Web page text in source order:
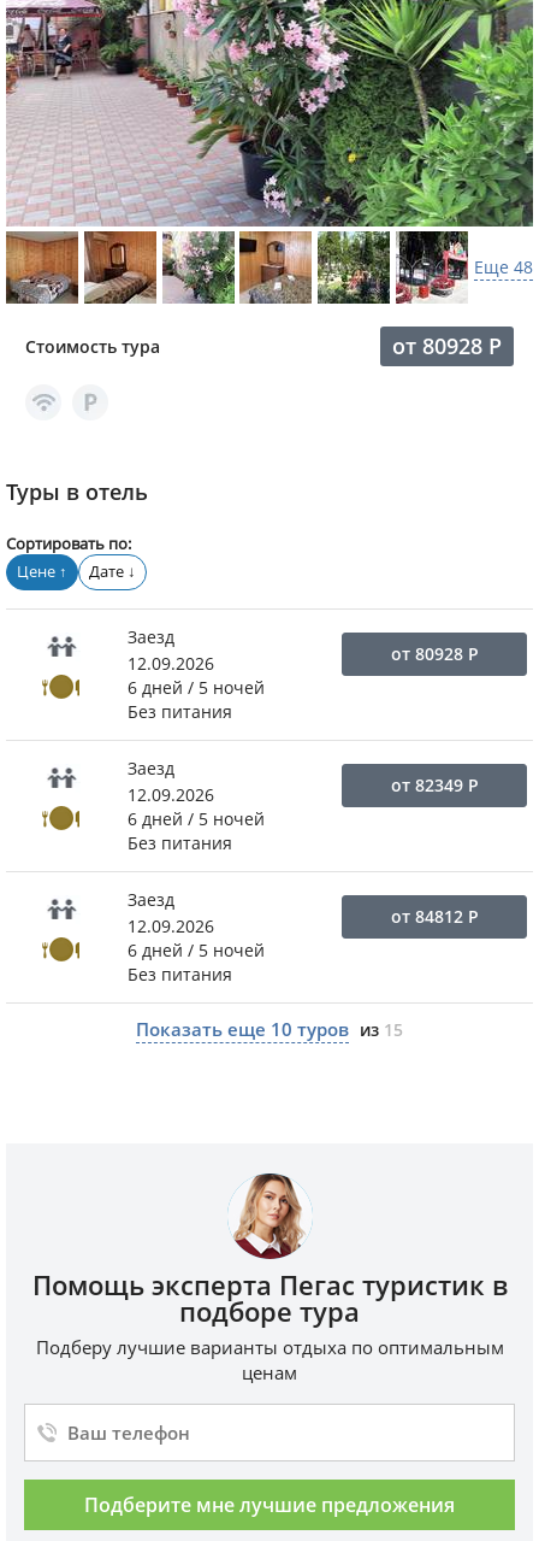
Еще 48
Стоимость тура от 80928 Р
Туры в отель
Сортировать по:
Цене ↑ Дате ↓
Заезд
12.09.2026
6 дней / 5 ночей
Без питания
от 80928Р
Заезд
12.09.2026
6 дней / 5 ночей
Без питания
от 82349Р
Заезд
12.09.2026
6 дней / 5 ночей
Без питания
от 84812Р
Показать еще 10 туров из 15
Помощь эксперта Пегас туристик в
подборе тура
Подберу лучшие варианты отдыха по оптимальным
ценам
Подберите мне лучшие предложения